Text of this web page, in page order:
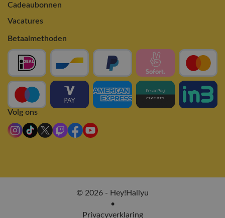
Cadeaubonnen
Vacatures
Betaalmethoden
Volg ons
© 2026 - Hey!Hallyu
•
Privacyverklaring